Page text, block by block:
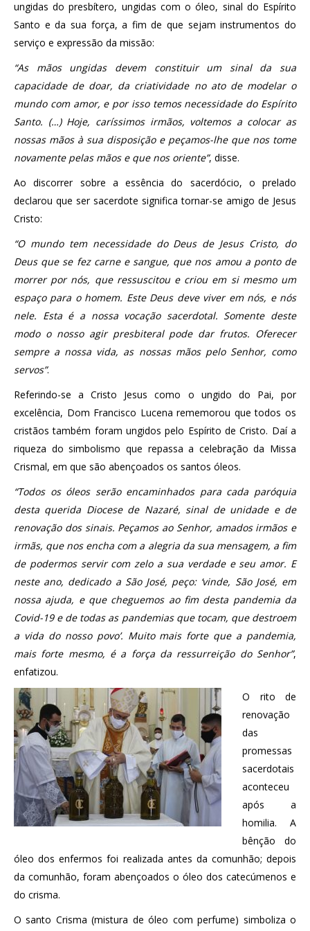
ungidas do presbítero, ungidas com o óleo, sinal do Espírito
Santo e da sua força, a fim de que sejam instrumentos do
serviço e expressão da missão:
“As mãos ungidas devem constituir um sinal da sua
capacidade de doar, da criatividade no ato de modelar o
mundo com amor, e por isso temos necessidade do Espírito
Santo. (…) Hoje, caríssimos irmãos, voltemos a colocar as
nossas mãos à sua disposição e peçamos-lhe que nos tome
novamente pelas mãos e que nos oriente”, disse.
Ao discorrer sobre a essência do sacerdócio, o prelado
declarou que ser sacerdote significa tornar-se amigo de Jesus
Cristo:
“O mundo tem necessidade do Deus de Jesus Cristo, do
Deus que se fez carne e sangue, que nos amou a ponto de
morrer por nós, que ressuscitou e criou em si mesmo um
espaço para o homem. Este Deus deve viver em nós, e nós
nele. Esta é a nossa vocação sacerdotal. Somente deste
modo o nosso agir presbiteral pode dar frutos. Oferecer
sempre a nossa vida, as nossas mãos pelo Senhor, como
servos”.
Referindo-se a Cristo Jesus como o ungido do Pai, por
excelência, Dom Francisco Lucena rememorou que todos os
cristãos também foram ungidos pelo Espírito de Cristo. Daí a
riqueza do simbolismo que repassa a celebração da Missa
Crismal, em que são abençoados os santos óleos.
“Todos os óleos serão encaminhados para cada paróquia
desta querida Diocese de Nazaré, sinal de unidade e de
renovação dos sinais. Peçamos ao Senhor, amados irmãos e
irmãs, que nos encha com a alegria da sua mensagem, a fim
de podermos servir com zelo a sua verdade e seu amor. E
neste ano, dedicado a São José, peço: ‘vinde, São José, em
nossa ajuda, e que cheguemos ao fim desta pandemia da
Covid-19 e de todas as pandemias que tocam, que destroem
a vida do nosso povo’. Muito mais forte que a pandemia,
mais forte mesmo, é a força da ressurreição do Senhor”,
enfatizou.
O rito de
renovação
das
promessas
sacerdotais
aconteceu
após a
homilia. A
bênção do
óleo dos enfermos foi realizada antes da comunhão; depois
da comunhão, foram abençoados o óleo dos catecúmenos e
do crisma.
O santo Crisma (mistura de óleo com perfume) simboliza o